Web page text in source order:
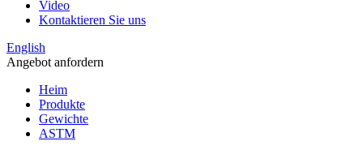
Video
Kontaktieren Sie uns
English
Angebot anfordern
Heim
Produkte
Gewichte
ASTM